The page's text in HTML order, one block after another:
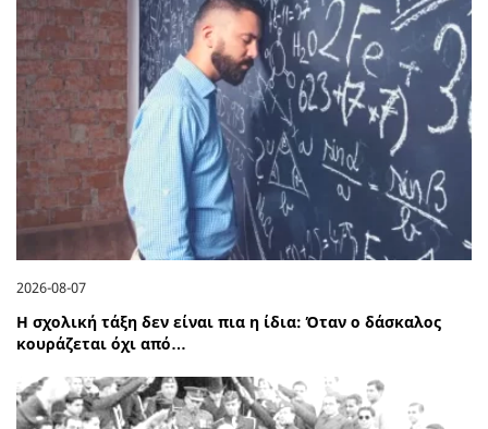
2026-08-07
Η σχολική τάξη δεν είναι πια η ίδια: Όταν ο δάσκαλος
κουράζεται όχι από…